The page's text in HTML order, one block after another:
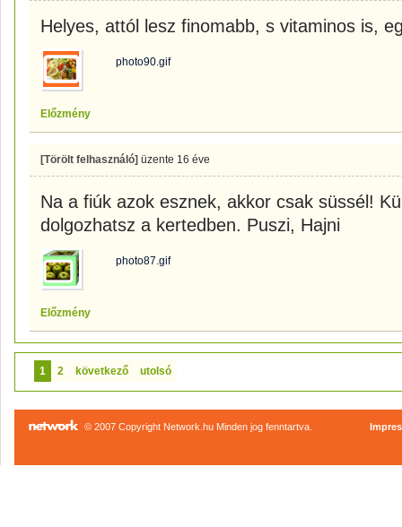
Helyes, attól lesz finomabb, s vitaminos is,
photo90.gif
Előzmény
[Törölt felhasználó] üzente 16 éve
Na a fiúk azok esznek, akkor csak süssél!
dolgozhatsz a kertedben. Puszi, Hajni
photo87.gif
Előzmény
1 2 következő utolsó
© 2007 Copyright Network.hu Minden jog fenntartva.